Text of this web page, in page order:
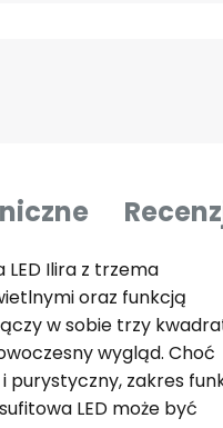
Ilira z trzema
oraz funkcją
w sobie trzy
wygląd. Choć
purystyczny, zakres
LED może być